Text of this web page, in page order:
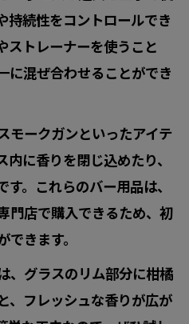
持続性をコントロールでき
ストレーナーを使うこと
に混ぜ合わせることができ
モークガンといったアイテ
に香りを閉じ込めたり、
。これらのバー用品は、
門店で購入できるため、初
きます。
、グラスのリム部分に柑橘
、フレッシュな香りが広が